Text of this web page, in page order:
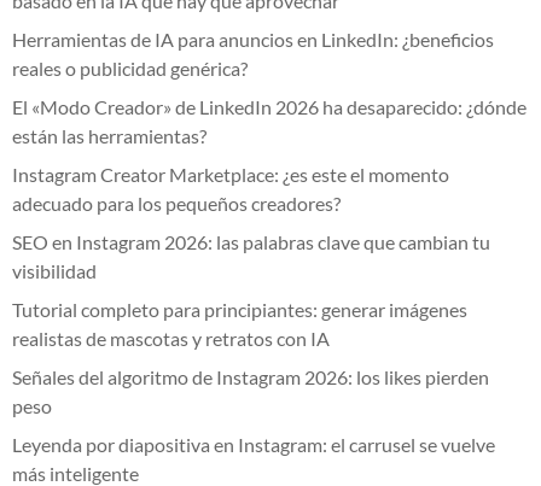
Herramientas de IA para anuncios en LinkedIn: ¿beneficios
reales o publicidad genérica?
El «Modo Creador» de LinkedIn 2026 ha desaparecido: ¿dónde
están las herramientas?
Instagram Creator Marketplace: ¿es este el momento
adecuado para los pequeños creadores?
SEO en Instagram 2026: las palabras clave que cambian tu
visibilidad
Tutorial completo para principiantes: generar imágenes
realistas de mascotas y retratos con IA
Señales del algoritmo de Instagram 2026: los likes pierden
peso
Leyenda por diapositiva en Instagram: el carrusel se vuelve
más inteligente